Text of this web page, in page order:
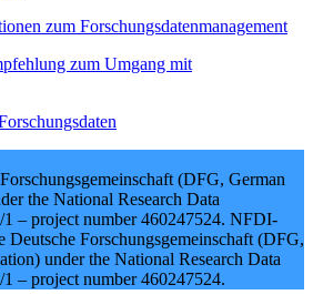
zum Forschungsdatenmanagement
zum Umgang mit
(DFG, German
the National Research Data
– project number 460247524. NFDI-
Deutsche Forschungsgemeinschaft (DFG,
under the National Research Data
– project number 460247524.